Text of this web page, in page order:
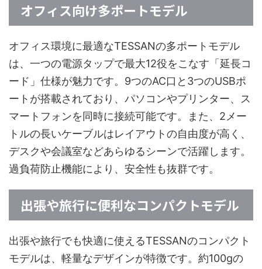
オフィス向け多ポートモデル
オフィス環境に最適なTESSANの多ポートモデル
は、一つの電源タップで最大12役をこなす「延長コ
ード」仕様が魅力です。9つのAC口と3つのUSBポ
ートが搭載されており、パソコンやプリンター、ス
マートフォンを同時に接続可能です。また、2メー
トルの長いケーブルはレイアウトの自由度が高く、
デスクや会議室などあらゆるシーンで活躍します。
過負荷防止機能により、安全性も抜群です。
出張や旅行に便利なコンパクトモデル
出張や旅行でも快適に使えるTESSANのコンパクト
モデルは、軽量なデザインが特徴です。約100gの